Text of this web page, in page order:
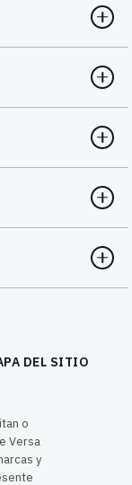
DEL SITIO
o
Versa
y